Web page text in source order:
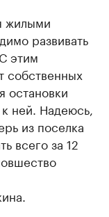
жилыми
развивать
этим
собственных
остановки
ней. Надеюсь,
из поселка
всего за 12